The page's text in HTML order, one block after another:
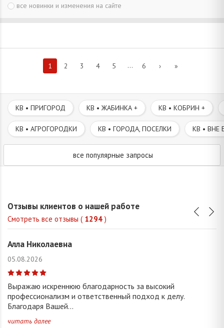
все новинки и изменения на сайте
1 2 3 4 5 ... 6 › »
КВ • ПРИГОРОД КВ • ЖАБИНКА + КВ • КОБРИН +
КВ • АГРОГОРОДКИ КВ • ГОРОДА, ПОСЕЛКИ КВ • ВНЕ
все популярные запросы
Отзывы клиентов о нашей работе
Смотреть все отзывы ( 1294 )
Алла Николаевна
05.08.2026
Выражаю искреннюю благодарность за высокий
профессионализм и ответственный подход к делу.
Благодаря Вашей...
читать далее